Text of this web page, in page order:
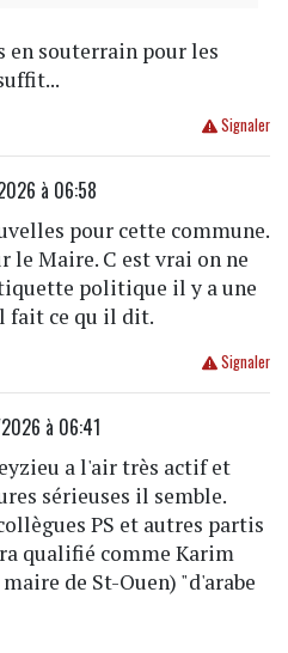
en souterrain pour les
Signaler
à 06:58
pour cette commune.
le Maire. C est vrai on ne
politique il y a une
fait ce qu il dit.
Signaler
à 06:41
a l'air très actif et
sérieuses il semble.
PS et autres partis
qualifié comme Karim
de St-Ouen) "d'arabe